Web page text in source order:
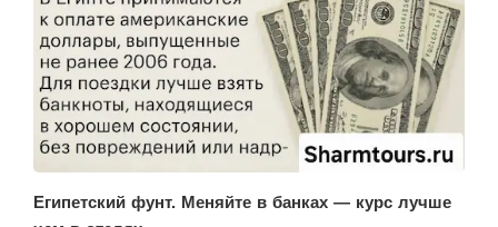
Египетский фунт. Меняйте в банках — курс лучше